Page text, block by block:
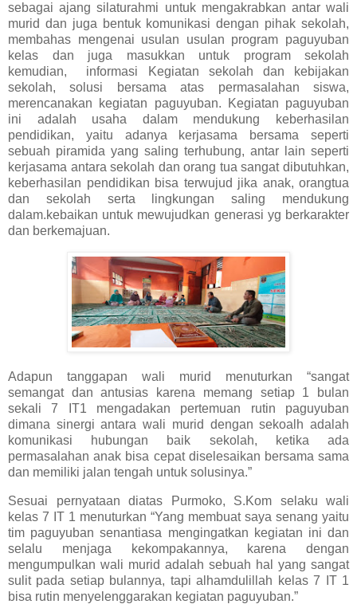
sebagai ajang silaturahmi untuk mengakrabkan antar wali
murid dan juga bentuk komunikasi dengan pihak sekolah,
membahas mengenai usulan usulan program paguyuban
kelas dan juga masukkan untuk program sekolah
kemudian, informasi Kegiatan sekolah dan kebijakan
sekolah, solusi bersama atas permasalahan siswa,
merencanakan kegiatan paguyuban. Kegiatan paguyuban
ini adalah usaha dalam mendukung keberhasilan
pendidikan, yaitu adanya kerjasama bersama seperti
sebuah piramida yang saling terhubung, antar lain seperti
kerjasama antara sekolah dan orang tua sangat dibutuhkan,
keberhasilan pendidikan bisa terwujud jika anak, orangtua
dan sekolah serta lingkungan saling mendukung
dalam.kebaikan untuk mewujudkan generasi yg berkarakter
dan berkemajuan.
Adapun tanggapan wali murid menuturkan “sangat
semangat dan antusias karena memang setiap 1 bulan
sekali 7 IT1 mengadakan pertemuan rutin paguyuban
dimana sinergi antara wali murid dengan sekoalh adalah
komunikasi hubungan baik sekolah, ketika ada
permasalahan anak bisa cepat diselesaikan bersama sama
dan memiliki jalan tengah untuk solusinya.”
Sesuai pernyataan diatas Purmoko, S.Kom selaku wali
kelas 7 IT 1 menuturkan “Yang membuat saya senang yaitu
tim paguyuban senantiasa mengingatkan kegiatan ini dan
selalu menjaga kekompakannya, karena dengan
mengumpulkan wali murid adalah sebuah hal yang sangat
sulit pada setiap bulannya, tapi alhamdulillah kelas 7 IT 1
bisa rutin menyelenggarakan kegiatan paguyuban.”